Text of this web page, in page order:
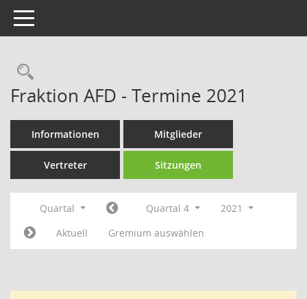
Toggle navigation
Rechercheauswahl
Fraktion AFD - Termine 2021
Informationen Mitglieder
Vertreter Sitzungen
Quartal Quartal 4
2021
Aktuell
Gremium auswählen